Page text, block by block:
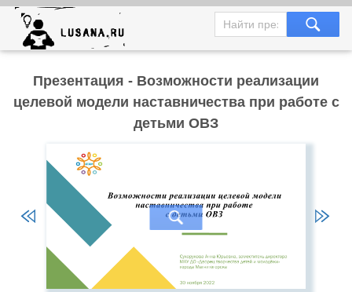
Презентация - Возможности реализации
целевой модели наставничества при работе с
детьми ОВЗ